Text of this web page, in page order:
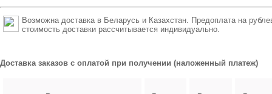
Возможна доставка в Беларусь и Казахстан. Предоплата на
стоимость доставки рассчитывается индивидуально.
Доставка заказов с оплатой при получении (наложенный платеж)